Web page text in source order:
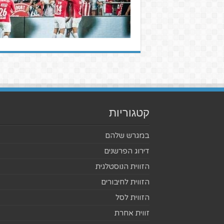
קטגוריות
במגרש שלהם
דירוג הפרשנים
הזווית הנוסטלגית
הזווית לחיבורים
הזווית לסל
זווית אחרת